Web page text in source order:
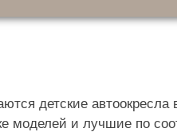
детские
моделей и лучшие по